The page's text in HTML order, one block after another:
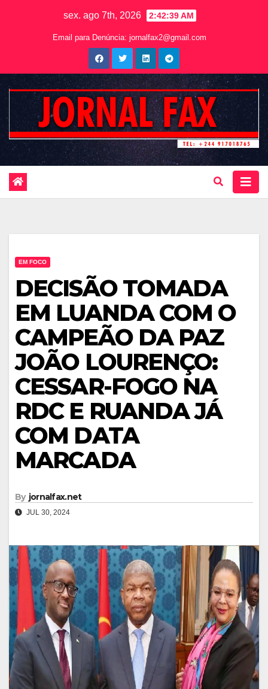
sex. ago 7th, 2026 2:42:40 AM
Email para Denúncia: jornalfax2@gmail.com
EM FOCO
DECISÃO TOMADA
EM LUANDA COM O
CAMPEÃO DA PAZ
JOÃO LOURENÇO:
CESSAR-FOGO NA
RDC E RUANDA JÁ
COM DATA
MARCADA
By jornalfax.net
JUL 30, 2024